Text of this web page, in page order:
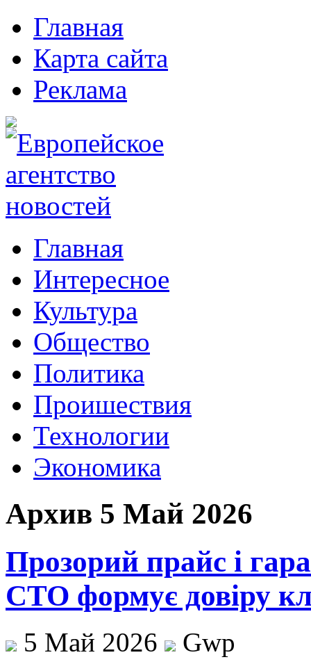
Главная
Карта сайта
Реклама
Главная
Интересное
Культура
Общество
Политика
Проишествия
Технологии
Экономика
Архив 5 Май 2026
Прозорий прайс і
СТО формує довіру
5 Май 2026
Gwp